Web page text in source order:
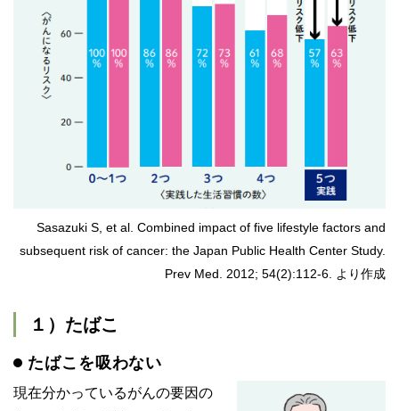
Sasazuki S, et al. Combined impact of five lifestyle factors and
subsequent risk of cancer: the Japan Public Health Center Study.
Prev Med. 2012; 54(2):112-6. より作成
１）たばこ
たばこを吸わない
現在分かっているがんの要因の